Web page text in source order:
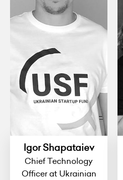
Igor Shapataiev
Chief Technology
Officer at Ukrainian